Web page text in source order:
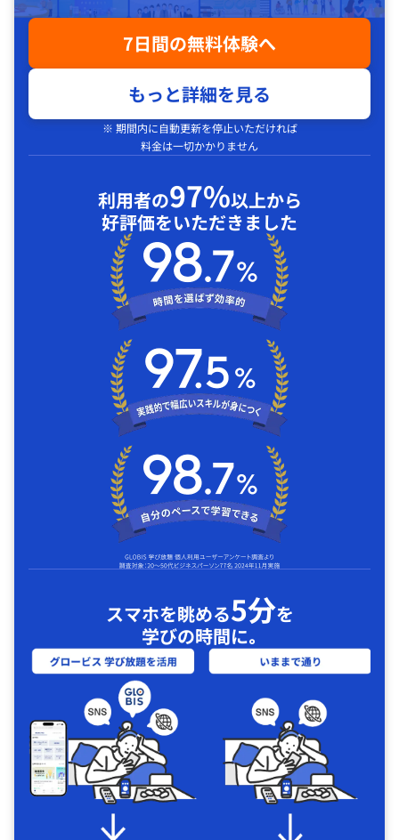
7日間の無料体験へ
もっと詳細を見る
※ 期間内に自動更新を停止いただければ
料金は一切かかりません
利用者の97%以上から
好評価をいただきました
スマホを眺める5分を
学びの時間に｡